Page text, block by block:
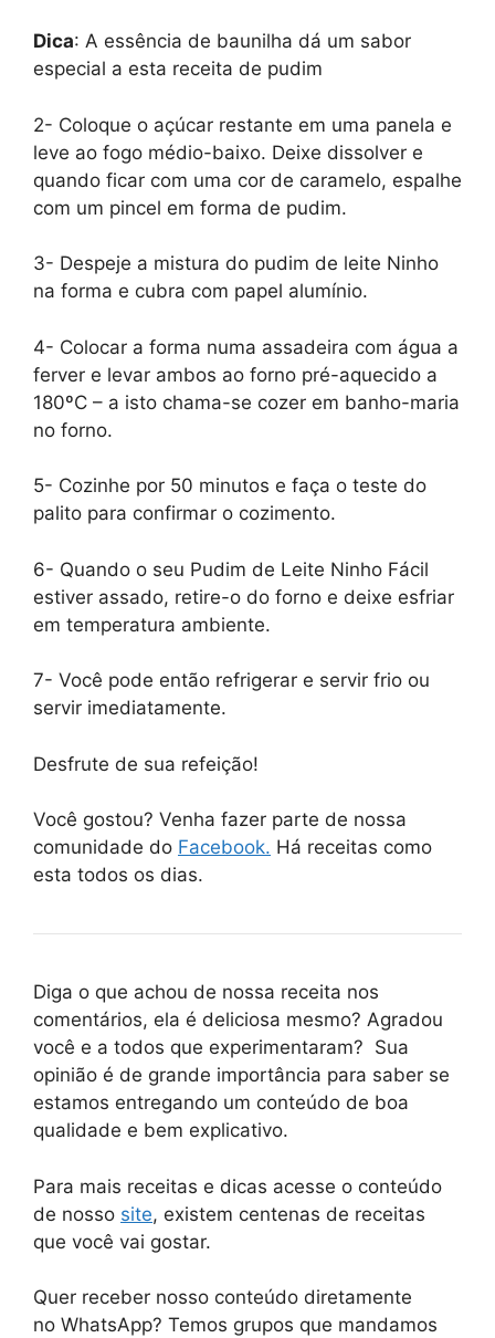
Dica: A essência de baunilha dá um sabor
especial a esta receita de pudim
2- Coloque o açúcar restante em uma panela e
leve ao fogo médio-baixo. Deixe dissolver e
quando ficar com uma cor de caramelo, espalhe
com um pincel em forma de pudim.
3- Despeje a mistura do pudim de leite Ninho
na forma e cubra com papel alumínio.
4- Colocar a forma numa assadeira com água a
ferver e levar ambos ao forno pré-aquecido a
180ºC – a isto chama-se cozer em banho-maria
no forno.
5- Cozinhe por 50 minutos e faça o teste do
palito para confirmar o cozimento.
6- Quando o seu Pudim de Leite Ninho Fácil
estiver assado, retire-o do forno e deixe esfriar
em temperatura ambiente.
7- Você pode então refrigerar e servir frio ou
servir imediatamente.
Desfrute de sua refeição!
Você gostou? Venha fazer parte de nossa
comunidade do Facebook. Há receitas como
esta todos os dias.
Diga o que achou de nossa receita nos
comentários, ela é deliciosa mesmo? Agradou
você e a todos que experimentaram? Sua
opinião é de grande importância para saber se
estamos entregando um conteúdo de boa
qualidade e bem explicativo.
Para mais receitas e dicas acesse o conteúdo
de nosso site, existem centenas de receitas
que você vai gostar.
Quer receber nosso conteúdo diretamente
no WhatsApp? Temos grupos que mandamos